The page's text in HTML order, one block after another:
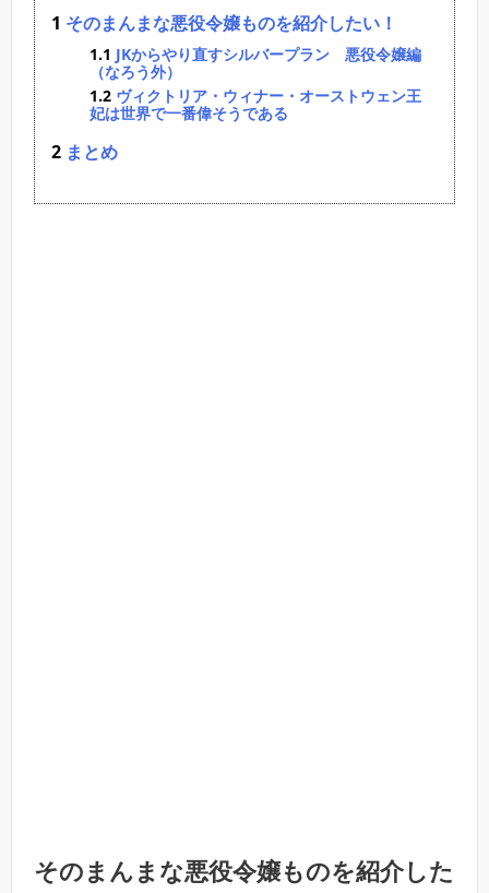
そのまんまな悪役令嬢ものを紹介したい！
JKからやり直すシルバープラン 悪役令嬢編
（なろう外）
ヴィクトリア・ウィナー・オーストウェン王
妃は世界で一番偉そうである
まとめ
そのまんまな悪役令嬢ものを紹介した